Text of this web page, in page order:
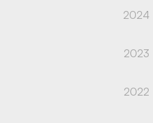
2024
2023
2022